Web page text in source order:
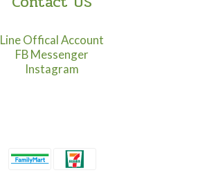
Line Offical Account
FB Messenger
Instagram